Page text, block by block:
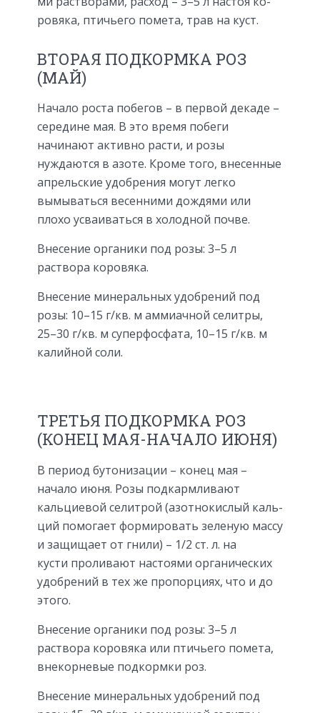
ровяка, птичьего помета, трав на куст.
ВТОРАЯ ПОДКОРМКА РОЗ
(МАЙ)
Начало роста побегов – в пер­вой декаде –
середине мая. В это время побеги
начинают активно расти, и розы
нуждаются в азоте. Кроме того, внесен­ные
апрельские удобрения могут лег­ко
вымываться весенними дождями или
плохо усваиваться в холодной почве.
Внесение органики под розы: 3–5 л
раствора коровяка.
Внесение минеральных удобрений под
розы: 10–15 г/кв. м аммиачной селитры,
25–30 г/кв. м суперфос­фата, 10–15 г/кв. м
калийной соли.
ТРЕТЬЯ ПОДКОРМКА РОЗ
(КОНЕЦ МАЯ-НАЧАЛО ИЮНЯ)
В период бутонизации – конец мая –
начало июня. Розы подкармливают
кальциевой селитрой (азотнокислый каль­
ций помогает формировать зеленую мас­су
и защищает от гнили) – 1/2 ст. л. на
кусти проливают настоями органических
удо­брений в тех же пропорциях, что и до
этого.
Внесение органики под розы: 3–5 л
раствора коровяка или птичьего помета,
внекорневые подкормки роз.
Внесение минеральных удобрений под